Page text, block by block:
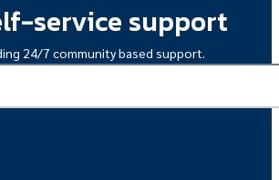
service support
24/7 community based support.